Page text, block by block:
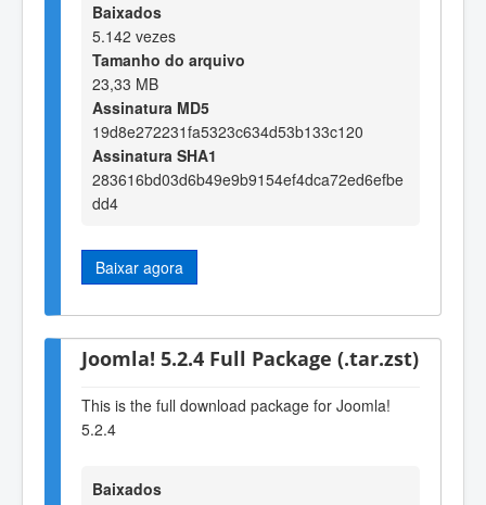
Baixados
5.142 vezes
Tamanho do arquivo
23,33 MB
Assinatura MD5
19d8e272231fa5323c634d53b133c120
Assinatura SHA1
283616bd03d6b49e9b9154ef4dca72ed6efbe
dd4
Baixar agora
Joomla! 5.2.4 Full Package (.tar.zst)
This is the full download package for Joomla!
5.2.4
Baixados